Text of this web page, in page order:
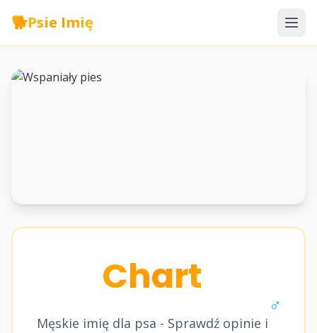
🐕Psie Imię
Chart
Męskie imię dla psa - Sprawdź opinie i
♂